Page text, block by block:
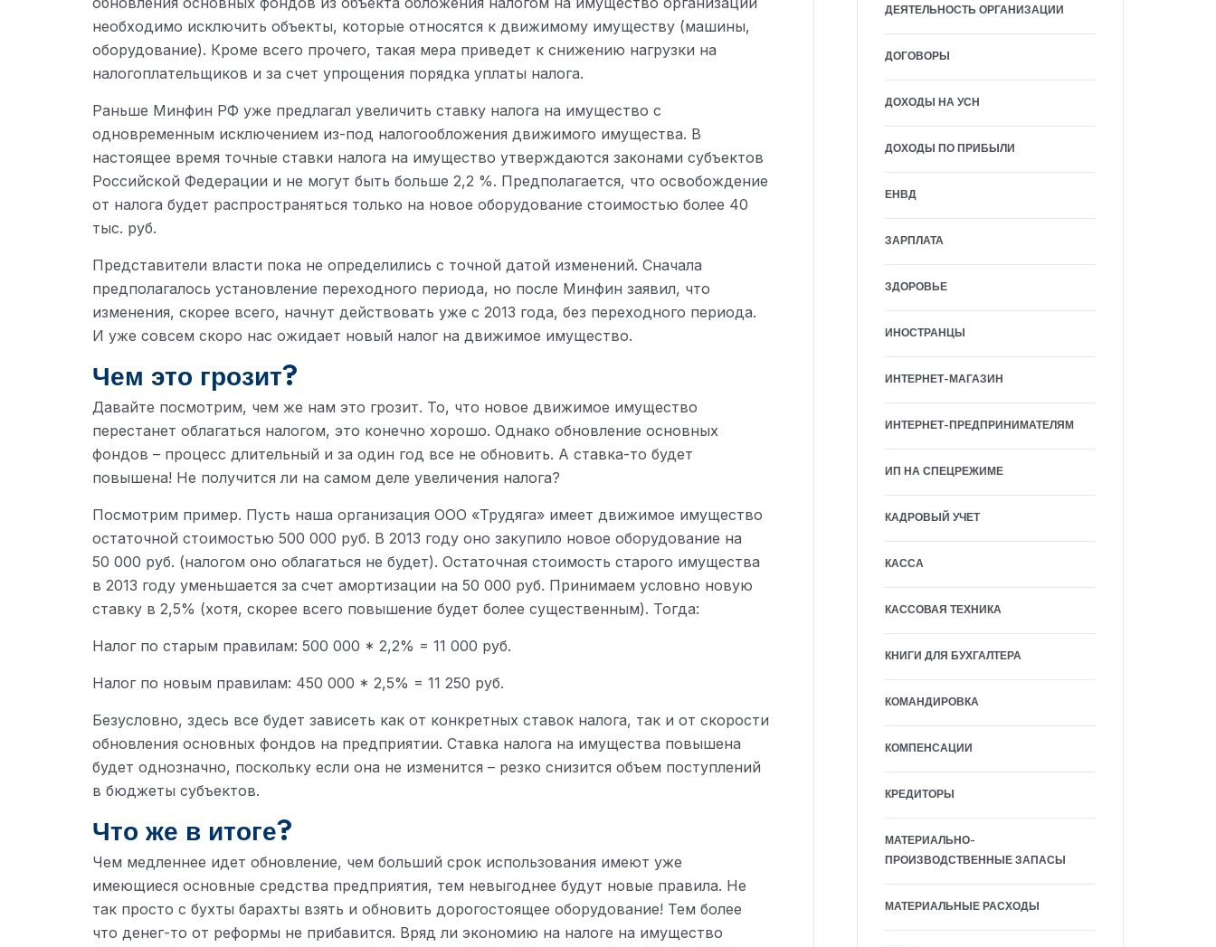
необходимо исключить объекты, которые относятся к движимому имуществу (машины,
оборудование). Кроме всего прочего, такая мера приведет к снижению нагрузки на
налогоплательщиков и за счет упрощения порядка уплаты налога.
Раньше Минфин РФ уже предлагал увеличить ставку налога на имущество с
одновременным исключением из-под налогообложения движимого имущества. В
настоящее время точные ставки налога на имущество утверждаются законами субъектов
Российской Федерации и не могут быть больше 2,2 %. Предполагается, что освобождение
от налога будет распространяться только на новое оборудование стоимостью более 40
тыс. руб.
Представители власти пока не определились с точной датой изменений. Сначала
предполагалось установление переходного периода, но после Минфин заявил, что
изменения, скорее всего, начнут действовать уже с 2013 года, без переходного периода.
И уже совсем скоро нас ожидает новый налог на движимое имущество.
Чем это грозит?
Давайте посмотрим, чем же нам это грозит. То, что новое движимое имущество
перестанет облагаться налогом, это конечно хорошо. Однако обновление основных
фондов – процесс длительный и за один год все не обновить. А ставка-то будет
повышена! Не получится ли на самом деле увеличения налога?
Посмотрим пример. Пусть наша организация ООО «Трудяга» имеет движимое имущество
остаточной стоимостью 500 000 руб. В 2013 году оно закупило новое оборудование на
50 000 руб. (налогом оно облагаться не будет). Остаточная стоимость старого имущества
в 2013 году уменьшается за счет амортизации на 50 000 руб. Принимаем условно новую
ставку в 2,5% (хотя, скорее всего повышение будет более существенным). Тогда:
Налог по старым правилам: 500 000 * 2,2% = 11 000 руб.
Налог по новым правилам: 450 000 * 2,5% = 11 250 руб.
Безусловно, здесь все будет зависеть как от конкретных ставок налога, так и от скорости
обновления основных фондов на предприятии. Ставка налога на имущества повышена
будет однозначно, поскольку если она не изменится – резко снизится объем поступлений
в бюджеты субъектов.
Что же в итоге?
Чем медленнее идет обновление, чем больший срок использования имеют уже
имеющиеся основные средства предприятия, тем невыгоднее будут новые правила. Не
так просто с бухты барахты взять и обновить дорогостоящее оборудование! Тем более
что денег-то от реформы не прибавится. Вряд ли экономию на налоге на имущество
ДЕЯТЕЛЬНОСТЬ ОРГАНИЗАЦИИ
ДОГОВОРЫ
ДОХОДЫ НА УСН
ДОХОДЫ ПО ПРИБЫЛИ
ЕНВД
ЗАРПЛАТА
ЗДОРОВЬЕ
ИНОСТРАНЦЫ
ИНТЕРНЕТ-МАГАЗИН
ИНТЕРНЕТ-ПРЕДПРИНИМАТЕЛЯМ
ИП НА СПЕЦРЕЖИМЕ
КАДРОВЫЙ УЧЕТ
КАССА
КАССОВАЯ ТЕХНИКА
КНИГИ ДЛЯ БУХГАЛТЕРА
КОМАНДИРОВКА
КОМПЕНСАЦИИ
КРЕДИТОРЫ
МАТЕРИАЛЬНО-
ПРОИЗВОДСТВЕННЫЕ ЗАПАСЫ
МАТЕРИАЛЬНЫЕ РАСХОДЫ